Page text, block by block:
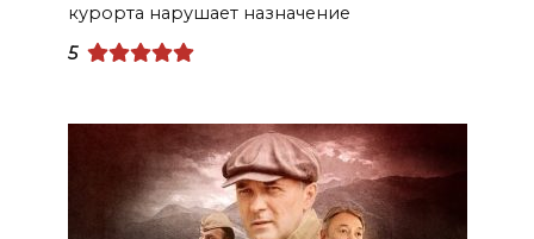
курорта нарушает назначение
5